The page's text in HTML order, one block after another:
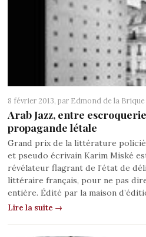
8 février 2013, par Edmond de la Brique
Arab Jazz, entre
propagande létale
Grand prix de la littérature
et pseudo écrivain Karim Miské
révélateur flagrant de l’état de
littéraire français, pour ne pas
entière. Édité par la maison
Lire la suite →